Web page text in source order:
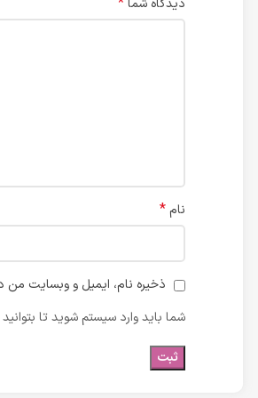
دیدگاه شما
نام *
ذخیره نام، ایمیل و وبسایت من
شما باید وارد سیستم شوید تا